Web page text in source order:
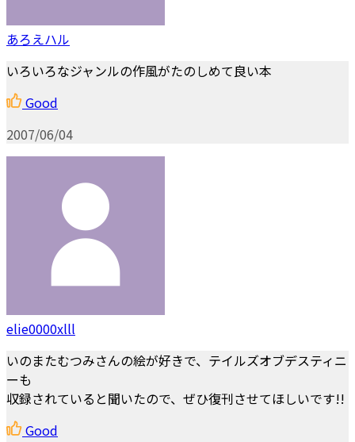
あろえハル
いろいろなジャンルの作風がたのしめて良い本
Good
2007/06/04
elie0000xlll
いのまたむつみさんの絵が好きで、テイルズオブデスティニ
ーも
収録されていると聞いたので、ぜひ復刊させてほしいです!!
Good